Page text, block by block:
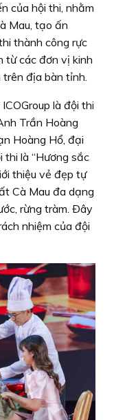
của hội thi, nhằm
Mau, tạo ấn
thành công rực
từ các đơn vị kinh
trên địa bàn tỉnh.
là đội thi
Trần Hoàng
Hoàng Hổ, đại
thi là “Hương sắc
thiệu vẻ đẹp tự
Cà Mau đa dạng
rừng tràm. Ðây
nhiệm của đội